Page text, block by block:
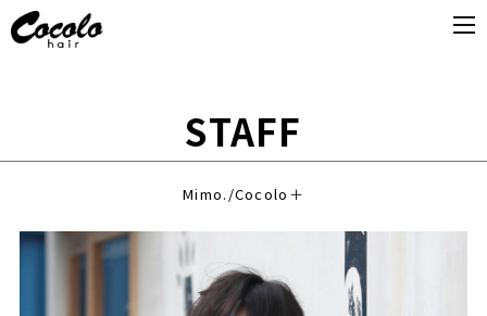
STAFF
Mimo./Cocolo＋